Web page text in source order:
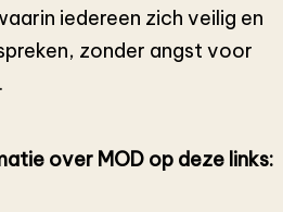
iedereen zich veilig en
zonder angst voor
over MOD op deze links: